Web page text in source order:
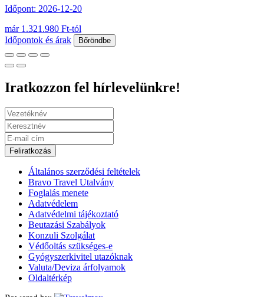
Időpont: 2026-12-20
már 1.321.980 Ft-tól
Időpontok és árak
Bőröndbe
Iratkozzon fel hírlevelünkre!
Feliratkozás
Általános szerződési feltételek
Bravo Travel Utalvány
Foglalás menete
Adatvédelem
Adatvédelmi tájékoztató
Beutazási Szabályok
Konzuli Szolgálat
Védőoltás szükséges-e
Gyógyszerkivitel utazóknak
Valuta/Deviza árfolyamok
Oldaltérkép